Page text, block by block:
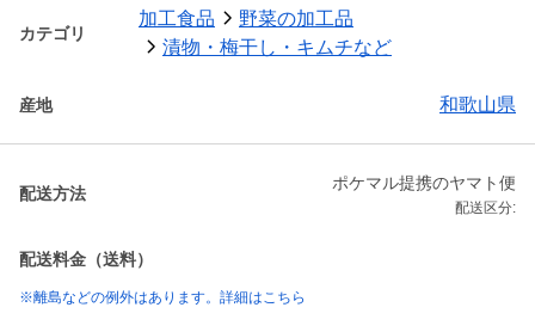
カテゴリ
加工食品
野菜の加工品
漬物・梅干し・キムチなど
産地 和歌山県
配送方法
ポケマル提携のヤマト便
配送区分:
配送料金（送料）
※離島などの例外はあります。詳細はこちら